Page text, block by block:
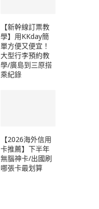
【新幹線訂票教
學】用KKday簡
單方便又便宜！
大型行李預約教
學/廣島到三原搭
乘紀錄
【2026海外信用
卡推薦】下半年
無腦神卡/出國刷
哪張卡最划算